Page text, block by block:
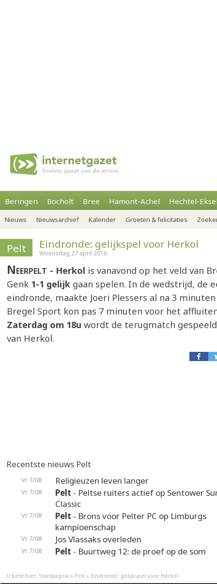
Beringen Bocholt Bree Hamont-Achel Hechtel-
Nieuws Nieuwsarchief Kalender Groeten & felicitaties
Pelt Eindronde: gelijkspel voor Herkol
Woensdag 27 april 2016
Neerpelt Herkol is vanavond op het veld van
Genk 1-1 gelijk gaan spelen. In de wedstrijd, de
eindronde, maakte Joeri Plessers al na 3
Bregel Sport kon pas 7 minuten voor het
Zaterdag om 18u wordt de terugmatch
van Herkol.
Recentste nieuws Pelt
Vr 7/08 Religieuzen leven langer
Vr 7/08 Pelt - Peltse ruiters actief op Sentower
Classic
Vr 7/08 Pelt - Brons voor Pelter PC op Limburgs
kampioenschap
Vr 7/08 Jos Vlassaks overleden
Vr 7/08 Pelt - Buurtweg 12: de proef op de som
U bent hier: Startpagina » Pelt » Eindronde: gelijkspel voor Herkol